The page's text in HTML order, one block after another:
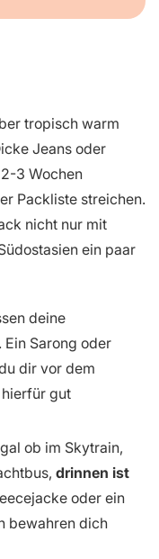
tropisch warm
Jeans oder
3 Wochen
Packliste streichen.
nicht nur mit
ein paar
deine
Sarong oder
dir vor dem
gut
ob im Skytrain,
drinnen ist
oder ein
bewahren dich